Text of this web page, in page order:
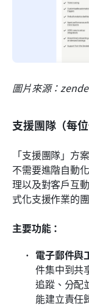
圖片來源：
支援團隊（每
「支援團隊」方
不需要進階自動
理以及對客戶互
式化支援作業的
主要功能：
電子郵件與
件集中到共
追蹤、分配
能建立責任